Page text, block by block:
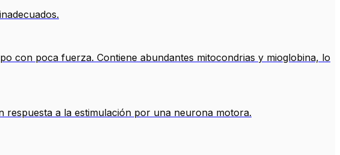
con poca fuerza. Contiene abundantes mitocondrias y mioglobina, lo
a la estimulación por una neurona motora.